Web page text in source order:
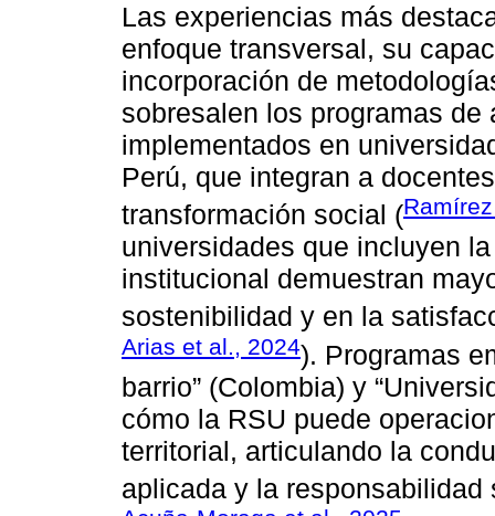
Las experiencias más
enfoque transversal, su
incorporación de
sobresalen los programas
implementados en
Perú, que integran a
transformación social (
universidades que incluyen
institucional demuestran
sostenibilidad y en la
Arias et al., 2024). Programas
barrio” (Colombia) y
cómo la RSU puede
territorial, articulando la
aplicada y la responsabilidad